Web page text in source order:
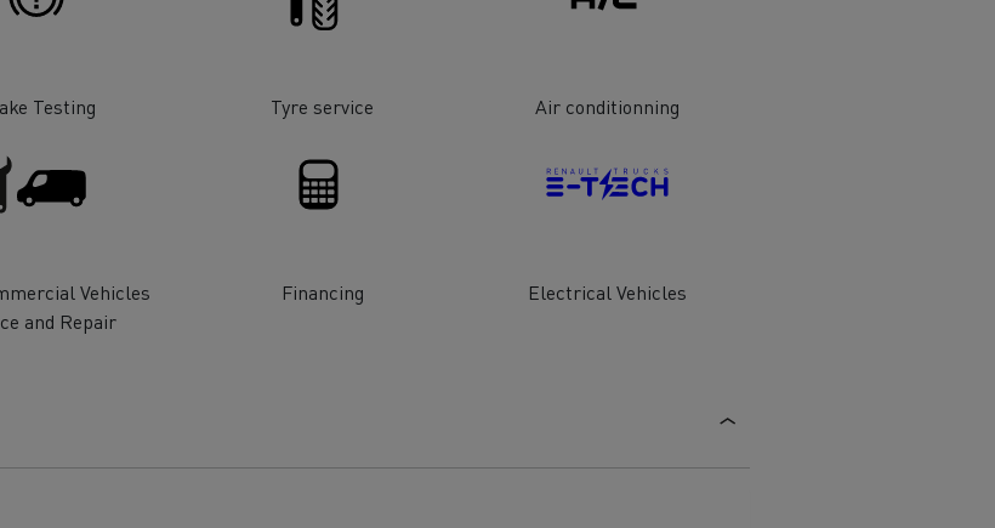
Транспорт на автомобили Транспорт на стоки
кариери
Строителни специалисти
Testing Tyre service Air conditionning
Vehicles
and Repair
Financing Electrical Vehicles